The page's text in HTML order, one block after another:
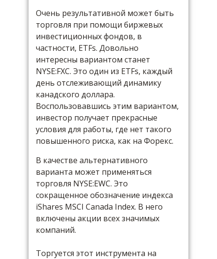
Очень результативной может быть
торговля при помощи биржевых
инвестиционных фондов, в
частности, ETFs. Довольно
интересны вариантом станет
NYSE:FXC. Это один из ETFs, каждый
день отслеживающий динамику
канадского доллара.
Воспользовавшись этим вариантом,
инвестор получает прекрасные
условия для работы, где нет такого
повышенного риска, как на Форекс.
В качестве альтернативного
варианта может применяться
торговля NYSE:EWC. Это
сокращенное обозначение индекса
iShares MSCI Canada Index. В него
включены акции всех значимых
компаний.
Торгуется этот инструмента на